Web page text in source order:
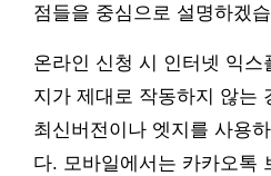
점들을 중심으로 설명하겠
온라인 신청 시 인터넷 익스
지가 제대로 작동하지 않는
최신버전이나 엣지를 사용
다. 모바일에서는 카카오톡